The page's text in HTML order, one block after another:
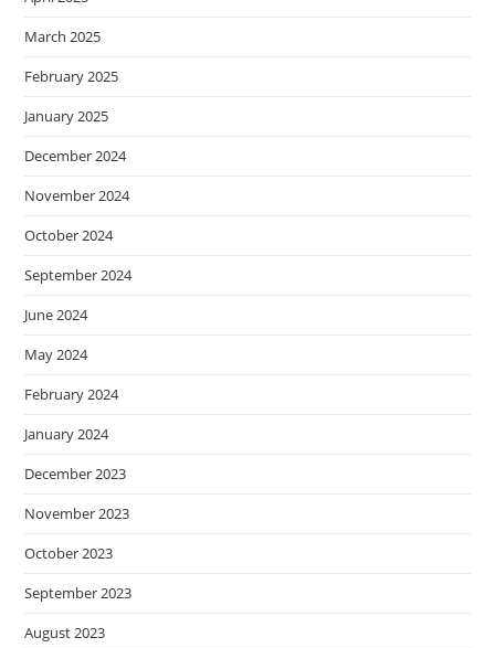
March 2025
February 2025
January 2025
December 2024
November 2024
October 2024
September 2024
June 2024
May 2024
February 2024
January 2024
December 2023
November 2023
October 2023
September 2023
August 2023